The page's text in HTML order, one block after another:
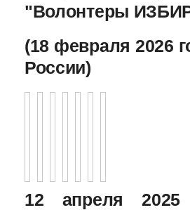
"Волонтеры
(18 февраля 2026
России)
12 апреля